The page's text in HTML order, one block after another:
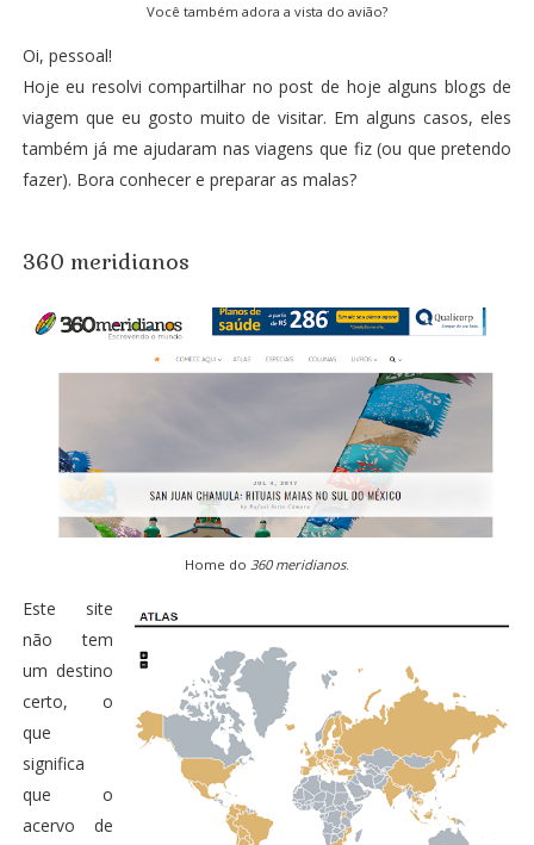
Você também adora a vista do avião?
Oi, pessoal!
Hoje eu resolvi compartilhar no post de hoje alguns blogs de
viagem que eu gosto muito de visitar. Em alguns casos, eles
também já me ajudaram nas viagens que fiz (ou que pretendo
fazer). Bora conhecer e preparar as malas?
360 meridianos
Home do 360 meridianos.
Este site
não tem
um destino
certo, o
que
significa
que o
acervo de